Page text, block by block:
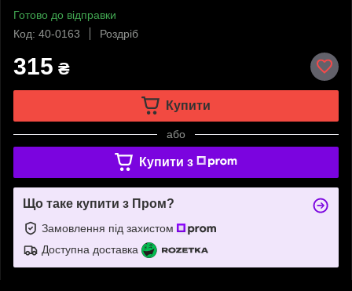
Готово до відправки
Код: 40-0163
Роздріб
315 ₴
Купити
або
Купити з
Що таке купити з Пром?
Замовлення під захистом
Доступна доставка